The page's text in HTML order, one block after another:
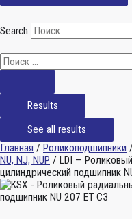
Search
Results
See all results
Главная / Роликоподшипники /
NU, NJ, NUP / LDI —
цилиндрический подшипник